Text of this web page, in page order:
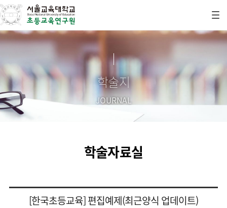
학술지
JOURNAL
학술자료실
[한국초등교육] 편집예제(최근양식 업데이트)